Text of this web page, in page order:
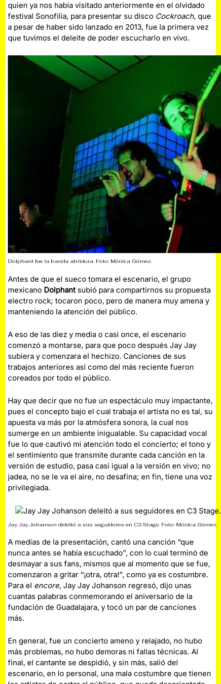
quien ya nos había visitado anteriormente en el olvidado
festival Sonofilia, para presentar su disco Cockroach, que
a pesar de haber sido lanzado en 2013, fue la primera vez
que tuvimos el deleite de poder escucharlo en vivo.
Dolphant fue la banda abridora. Foto: Mónica Gómez.
Antes de que el sueco tomara el escenario, el grupo
mexicano Dolphant subió para compartirnos su propuesta
electro rock; tocaron poco, pero de manera muy amena y
manteniendo la atención del público.
A eso de las diez y media o casi once, el escenario
comenzó a montarse, para que poco después Jay Jay
subiera y comenzara el hechizo. Canciones de sus
trabajos anteriores así como del más reciente fueron
coreados por todo el público.
Hay que decir que no fue un espectáculo muy impactante,
pues el concepto bajo el cual trabaja el artista no es tal, su
apuesta va más por la atmósfera sonora, la cual nos
sumerge en un ambiente inigualable. Su capacidad vocal
fue lo que cautivó mi atención todo el concierto; el tono y
el sentimiento que transmite durante cada canción en la
versión de estudio, pasa casi igual a la versión en vivo; no
jadea, no se le va el aire, no desafina; en fin, tiene una voz
privilegiada.
Jay Jay Johanson deleitó a sus seguidores en C3 Stage. Foto: Mónica Gómez.
A medias de la presentación, cantó una canción “que
nunca antes se había escuchado”, con lo cual terminó de
desmayar a sus fans, mismos que al momento que se fue,
comenzaron a gritar “¡otra, otra!”, como ya es costumbre.
Para el encore, Jay Jay Johanson regresó, dijo unas
cuantas palabras conmemorando el aniversario de la
fundación de Guadalajara, y tocó un par de canciones
más.
En general, fue un concierto ameno y relajado, no hubo
más problemas, no hubo demoras ni fallas técnicas. Al
final, el cantante se despidió, y sin más, salió del
escenario, en lo personal, una mala costumbre que tienen